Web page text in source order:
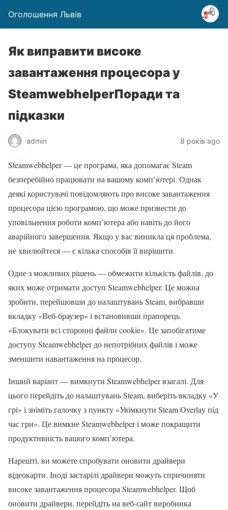
Оголошення Львів
Як виправити високе
завантаження процесора у
SteamwebhelperПоради та
підказки
admin 8 років ago
Steamwebhelper — це програма, яка допомагає Steam
безперебійно працювати на вашому комп’ютері. Однак
деякі користувачі повідомляють про високе завантаження
процесора цією програмою, що може призвести до
уповільнення роботи комп’ютера або навіть до його
аварійного завершення. Якщо у вас виникла ця проблема,
не хвилюйтеся — є кілька способів її вирішити.
Одне з можливих рішень — обмежити кількість файлів, до
яких може отримати доступ Steamwebhelper. Це можна
зробити, перейшовши до налаштувань Steam, вибравши
вкладку «Веб-браузер» і встановивши прапорець
«Блокувати всі сторонні файли cookie». Це запобігатиме
доступу Steamwebhelper до непотрібних файлів і може
зменшити навантаження на процесор.
Інший варіант — вимкнути Steamwebhelper взагалі. Для
цього перейдіть до налаштувань Steam, виберіть вкладку «У
грі» і зніміть галочку з пункту «Увімкнути Steam Overlay під
час гри». Це вимкне Steamwebhelper і може покращити
продуктивність вашого комп’ютера.
Нарешті, ви можете спробувати оновити драйвери
відеокарти. Іноді застарілі драйвери можуть спричиняти
високе завантаження процесора Steamwebhelper. Щоб
оновити драйвери, перейдіть на веб-сайт виробника